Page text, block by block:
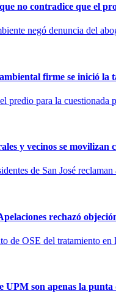
no contradice que el
negó denuncia del
firme se inició la
predio para la
y vecinos se movilizan
de San José
rechazó
de OSE del tratamiento
UPM son apenas la punta